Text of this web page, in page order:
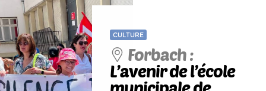
CULTURE
Forbach :
L’avenir de l’école